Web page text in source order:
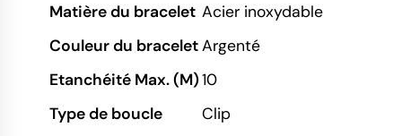
Matière du bracelet Acier inoxydable
Couleur du braceletArgenté
Etanchéité Max. (M)10
Type de boucle
Clip